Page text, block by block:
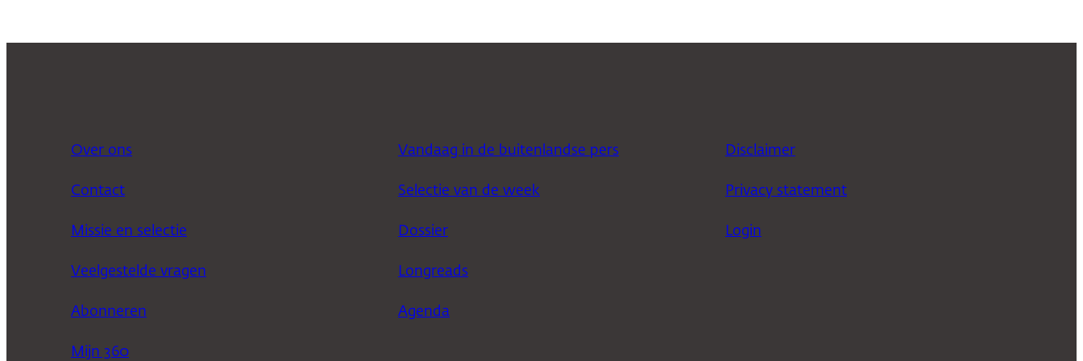
Over ons
Contact
Missie en selectie
Veelgestelde vragen
Abonneren
Mijn 360
Vandaag in de buitenlandse pers
Selectie van de week
Dossier
Longreads
Agenda
Disclaimer
Privacy statement
Login